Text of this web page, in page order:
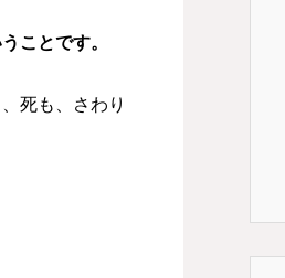
ことです。
死も、さわり